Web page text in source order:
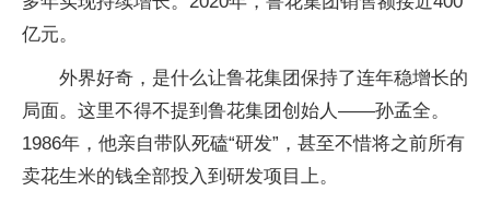
亿元。
外界好奇，是什么让鲁花集团保持了连年稳增长的
局面。这里不得不提到鲁花集团创始人——孙孟全。
1986年，他亲自带队死磕“研发”，甚至不惜将之前所有
卖花生米的钱全部投入到研发项目上。